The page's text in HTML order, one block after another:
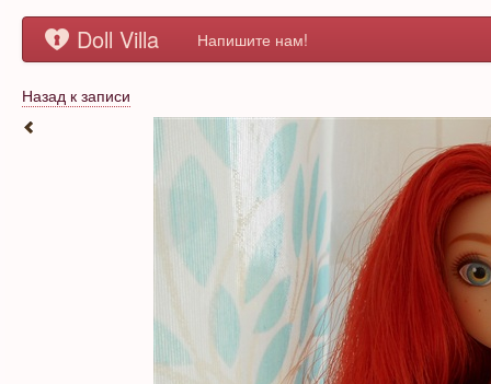
Doll Villa Напишите нам!
Назад к записи